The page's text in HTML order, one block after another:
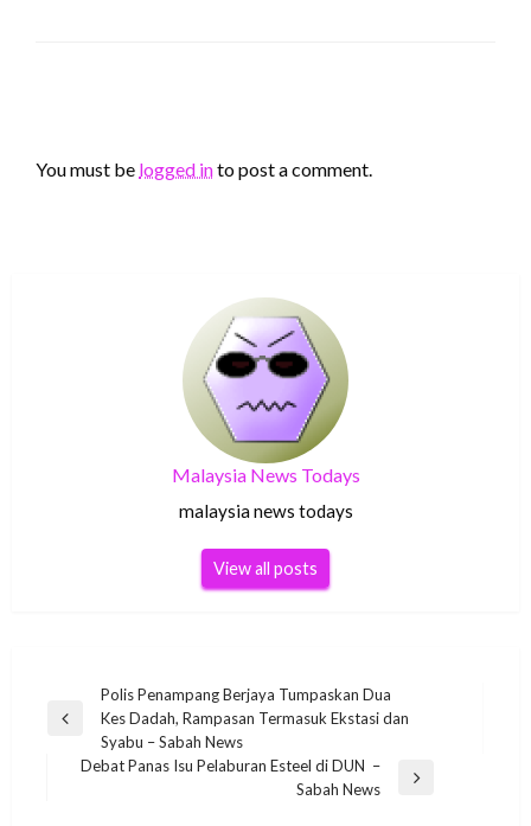
You must be logged into post a comment.
Malaysia News Todays
malaysia news todays
View all posts
navigation
Previous
Polis Penampang Berjaya Tumpaskan Dua
Kes Dadah, Rampasan Termasuk Ekstasi dan
Syabu – Sabah News
Debat Panas Isu Pelaburan Esteel di DUN –
Sabah News